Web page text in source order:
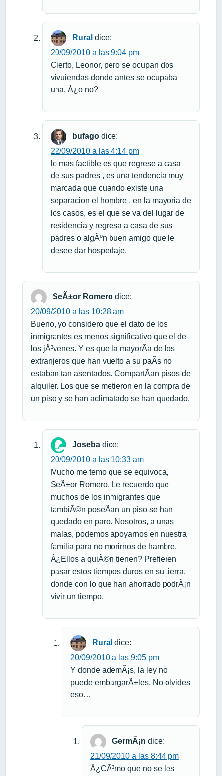
Rural dice:
20/09/2010 a las 9:04 pm
Cierto, Leonor, pero se ocupan dos
vivuiendas donde antes se ocupaba
una. Â¿o no?
bufago dice:
22/09/2010 a las 4:14 pm
lo mas factible es que regrese a casa
de sus padres , es una tendencia muy
marcada que cuando existe una
separacion el hombre , en la mayoria de
los casos, es el que se va del lugar de
residencia y regresa a casa de sus
padres o algÃºn buen amigo que le
desee dar hospedaje.
SeÃ±or Romero dice:
20/09/2010 a las 10:28 am
Bueno, yo considero que el dato de los
inmigrantes es menos significativo que el de
los jÃ³venes. Y es que la mayorÃ­a de los
extranjeros que han vuelto a su paÃ­s no
estaban tan asentados. CompartÃ­an pisos de
alquiler. Los que se metieron en la compra de
un piso y se han aclimatado se han quedado.
Joseba dice:
20/09/2010 a las 10:33 am
Mucho me temo que se equivoca,
SeÃ±or Romero. Le recuerdo que
muchos de los inmigrantes que
tambiÃ©n poseÃ­an un piso se han
quedado en paro. Nosotros, a unas
malas, podemos apoyarnos en nuestra
familia para no morirnos de hambre.
Â¿Ellos a quiÃ©n tienen? Prefieren
pasar estos tiempos duros en su tierra,
donde con lo que han ahorrado podrÃ¡n
vivir un tiempo.
Rural dice:
20/09/2010 a las 9:05 pm
Y donde ademÃ¡s, la ley no
puede embargarÃ±les. No olvides
eso…
GermÃ¡n dice:
21/09/2010 a las 8:44 pm
Â¿CÃ³mo que no se les